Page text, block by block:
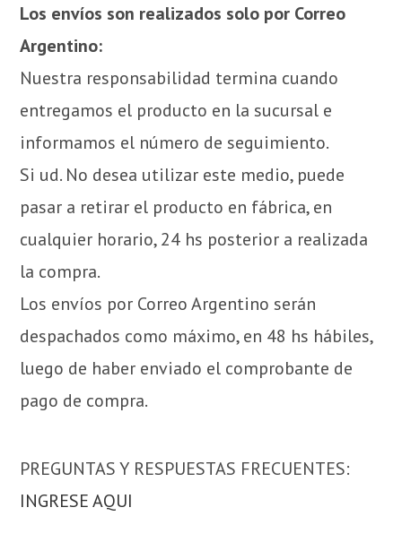
Los envíos son realizados solo por Correo
Argentino:
Nuestra responsabilidad termina cuando
entregamos el producto en la sucursal e
informamos el número de seguimiento.
Si ud. No desea utilizar este medio, puede
pasar a retirar el producto en fábrica, en
cualquier horario, 24 hs posterior a realizada
la compra.
Los envíos por Correo Argentino serán
despachados como máximo, en 48 hs hábiles,
luego de haber enviado el comprobante de
pago de compra.
PREGUNTAS Y RESPUESTAS FRECUENTES:
INGRESE AQUI